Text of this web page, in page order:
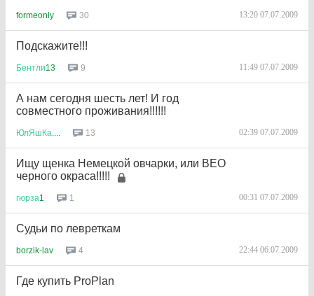
formeonly 30 13:20 07.07.2009
Подскажите!!!
Бентли13 9 11:49 07.07.2009
А нам сегодня шесть лет! И год
совместного проживания!!!!!!
ЮлЯшКа.... 13 02:39 07.07.2009
Ищу щенка Немецкой овчарки, или ВЕО
черного окраса!!!!!
гюрза1 1 00:31 07.07.2009
Судьи по левреткам
borzik-lav 4 22:44 06.07.2009
Где купить ProPlan